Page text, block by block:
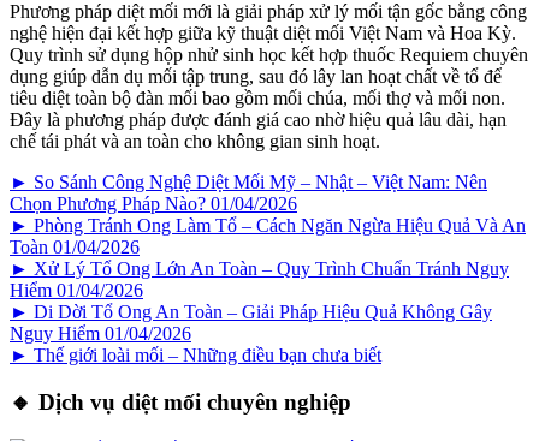
Phương pháp diệt mối mới là giải pháp xử lý mối tận gốc bằng công
nghệ hiện đại kết hợp giữa kỹ thuật diệt mối Việt Nam và Hoa Kỳ.
Quy trình sử dụng hộp nhử sinh học kết hợp thuốc Requiem chuyên
dụng giúp dẫn dụ mối tập trung, sau đó lây lan hoạt chất về tổ để
tiêu diệt toàn bộ đàn mối bao gồm mối chúa, mối thợ và mối non.
Đây là phương pháp được đánh giá cao nhờ hiệu quả lâu dài, hạn
chế tái phát và an toàn cho không gian sinh hoạt.
► So Sánh Công Nghệ Diệt Mối Mỹ – Nhật – Việt Nam: Nên
Chọn Phương Pháp Nào? 01/04/2026
► Phòng Tránh Ong Làm Tổ – Cách Ngăn Ngừa Hiệu Quả Và An
Toàn 01/04/2026
► Xử Lý Tổ Ong Lớn An Toàn – Quy Trình Chuẩn Tránh Nguy
Hiểm 01/04/2026
► Di Dời Tổ Ong An Toàn – Giải Pháp Hiệu Quả Không Gây
Nguy Hiểm 01/04/2026
► Thế giới loài mối – Những điều bạn chưa biết
🔸 Dịch vụ diệt mối chuyên nghiệp